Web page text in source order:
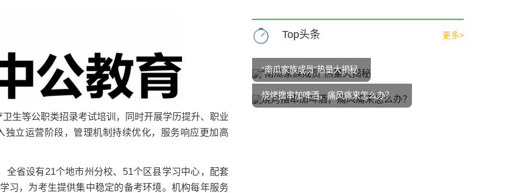
等公职类招录考试培训，同时开展学历提升、职业
立运营阶段，管理机制持续优化，服务响应更加高
省设有21个地市州分校、51个区县学习中心，配套
习，为考生提供集中稳定的备考环境。机构每年服务
Top头条 更多>
“南瓜家族成员”热量大揭秘
烧烤撸串加啤酒，痛风痛来怎么办？